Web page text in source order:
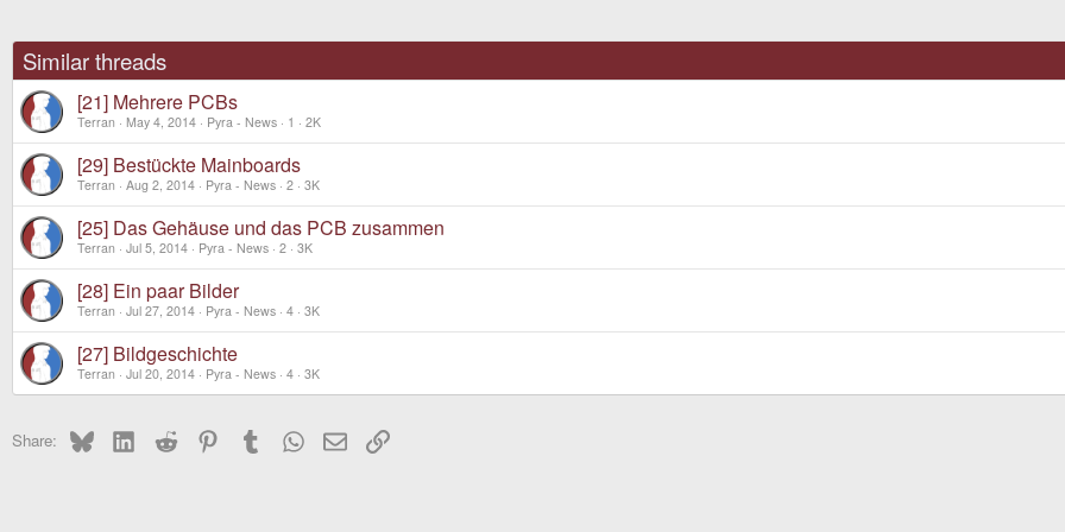
Similar threads
[21] Mehrere PCBs
Terran May 4, 2014 Pyra - News 1 2K
[29] Bestückte Mainboards
Terran Aug 2, 2014 Pyra - News 2 3K
[25] Das Gehäuse und das PCB zusammen
Terran Jul 5, 2014 Pyra - News 2 3K
[28] Ein paar Bilder
Terran Jul 27, 2014 Pyra - News 4 3K
[27] Bildgeschichte
Terran Jul 20, 2014 Pyra - News 4 3K
Share: Bluesky LinkedInReddit PinterestTumblrWhatsApp
EmailLink